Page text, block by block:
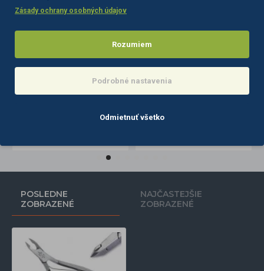
13,60€
POSLEDNE
ZOBRAZENÉ
NAJČASTEJŠIE
ZOBRAZENÉ
Zásady ochrany osobných údajov
Rozumiem
Podrobné nastavenia
Odmietnuť všetko